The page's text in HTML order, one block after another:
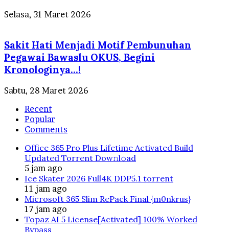
Selasa, 31 Maret 2026
Sakit Hati Menjadi Motif Pembunuhan
Pegawai Bawaslu OKUS, Begini
Kronologinya…!
Sabtu, 28 Maret 2026
Recent
Popular
Comments
Office 365 Pro Plus Lifetime Activated Build
Updated Torrent Dow𝚗l𝚘аd
5 jam ago
Ice Skater 2026 Full4K DDP5.1 torrent
11 jam ago
Microsoft 365 Slim RePack Final {m0nkrus}
17 jam ago
Topaz AI 5 License[Activated] 100% Worked
Bypass